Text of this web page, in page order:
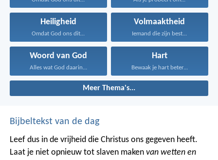
Heiligheid
Omdat God ons dit...
Volmaaktheid
Iemand die zijn best...
Woord van God
Alles wat God daarin...
Hart
Bewaak je hart beter...
Meer Thema's...
Bijbeltekst van de dag
Leef dus in de vrijheid die Christus ons gegeven heeft.
Laat je niet opnieuw tot slaven maken van wetten en